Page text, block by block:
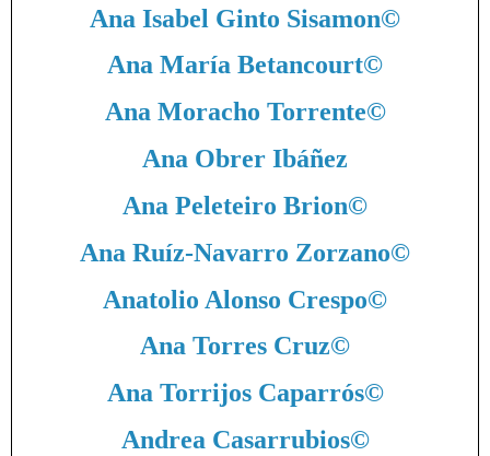
Ana Isabel Ginto Sisamon©
Ana María Betancourt©
Ana Moracho Torrente©
Ana Obrer Ibáñez
Ana Peleteiro Brion©
Ana Ruíz-Navarro Zorzano©
Anatolio Alonso Crespo©
Ana Torres Cruz©
Ana Torrijos Caparrós©
Andrea Casarrubios©